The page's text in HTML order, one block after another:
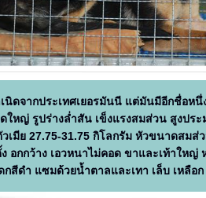
ดจากประเทศเยอรมันนี แต่มันมีอีกชื่อหนึ่
ใหญ่ รูปร่างล่ำสัน เข็งแรงสมส่วน สูงปร
เมีย 27.75-31.75 กิโลกรัม หัวขนาดสม
อกกว้าง เอวหนาไม่คอด ขาและเท้าใหญ่
กสีดำ แซมด้วยน้ำตาลและเทา เล็บ เหลือ